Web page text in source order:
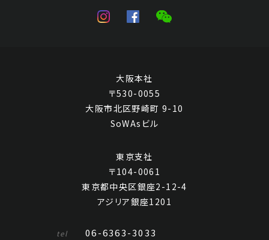
大阪本社
〒530-0055
大阪市北区野崎町 9-10
SoWAsビル
東京支社
〒104-0061
東京都中央区銀座2-12-4
アジリア銀座1201
tel 06-6363-3033